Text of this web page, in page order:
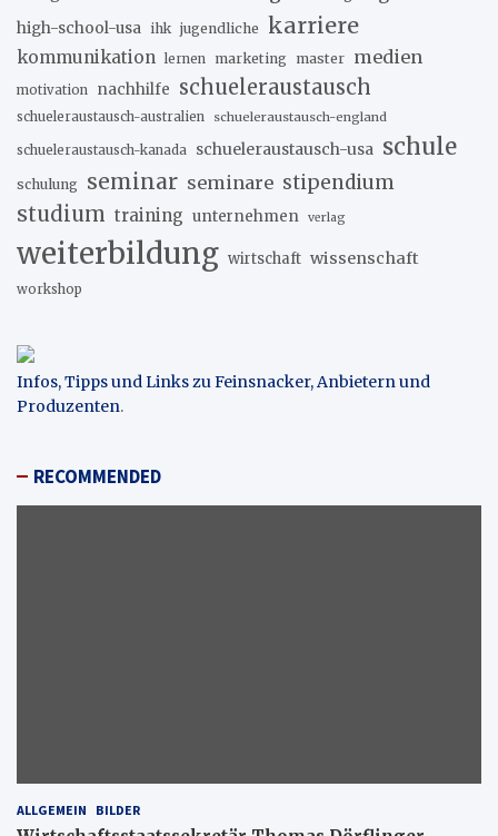
high-school-usa ihk jugendliche karriere
kommunikation lernen marketing master medien
motivation nachhilfe schueleraustausch
schueleraustausch-australien schueleraustausch-england
schueleraustausch-kanada schueleraustausch-usa schule
schulung seminar seminare stipendium
studium training unternehmen verlag
weiterbildung wirtschaft wissenschaft
workshop
Infos, Tipps und Links zu Feinsnacker, Anbietern und
Produzenten.
RECOMMENDED
ALLGEMEIN BILDER